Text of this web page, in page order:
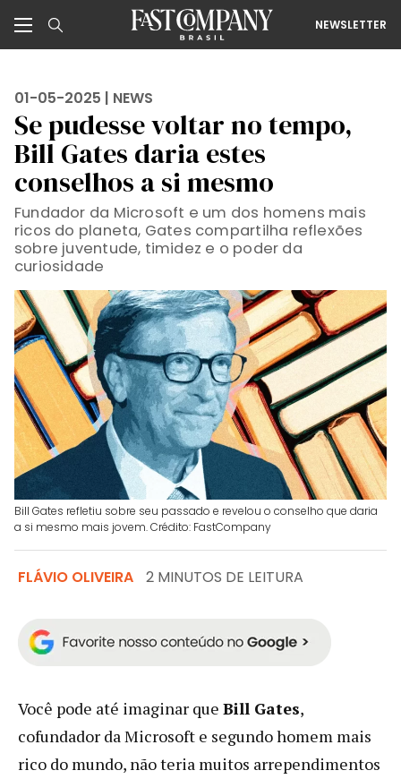
NEWSLETTER
01-05-2025 | NEWS
Se pudesse voltar no tempo,
Bill Gates daria estes
conselhos a si mesmo
Fundador da Microsoft e um dos homens mais
ricos do planeta, Gates compartilha reflexões
sobre juventude, timidez e o poder da
curiosidade
Bill Gates refletiu sobre seu passado e revelou o conselho que daria
a si mesmo mais jovem. Crédito: FastCompany
FLÁVIO OLIVEIRA 2 MINUTOS DE LEITURA
Você pode até imaginar que Bill Gates,
cofundador da Microsoft e segundo homem mais
rico do mundo, não teria muitos arrependimentos